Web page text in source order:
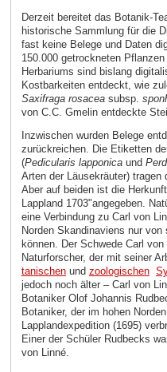
Derzeit bereitet das Botanik-
historische Sammlung für die
fast keine Belege und Daten
150.000 getrockneten
Herbariums sind bislang
Kostbarkeiten entdeckt, wie
Saxifraga rosaceasubsp.
von C.C. Gmelin entdeckte
Inzwischen wurden Belege
zurückreichen. Die Etiketten
(Pedicularis lapponicaund
Arten der Läusekräuter)
Aber auf beiden ist die
Lappland 1703"angegeben.
eine Verbindung zu Carl von
Norden Skandinaviens nur
können. Der Schwede Carl
Naturforscher, der mit seiner
tanischenund zoologischen
jedoch noch älter – Carl von
Botaniker Olof Johannis
Botaniker, der im hohen
Lapplandexpedition (1695)
Einer der Schüler Rudbecks
von Linné.